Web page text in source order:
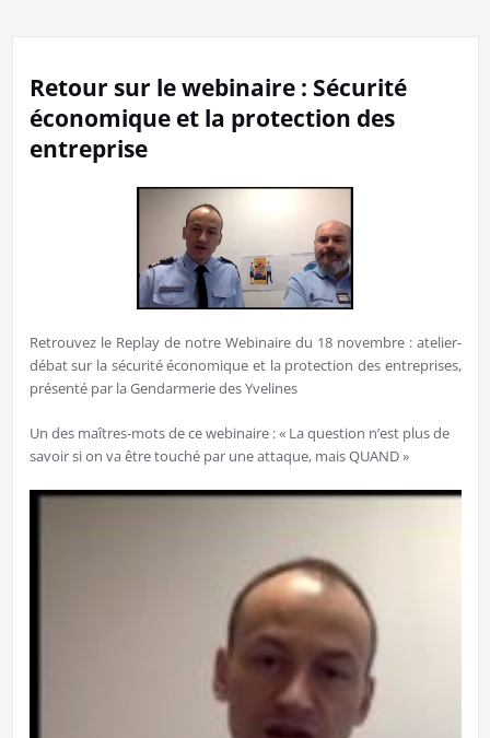
Retour sur le webinaire : Sécurité
économique et la protection des
entreprise
Retrouvez le Replay de notre Webinaire du 18 novembre : atelier-
débat sur la sécurité économique et la protection des entreprises,
présenté par la Gendarmerie des Yvelines
Un des maîtres-mots de ce webinaire : « La question n’est plus de
savoir si on va être touché par une attaque, mais QUAND »